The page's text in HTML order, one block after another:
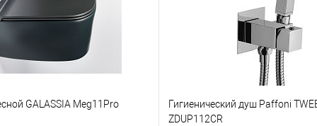
GALASSIA Meg11Pro
Гигиенический душ Paffoni
ZDUP112CR